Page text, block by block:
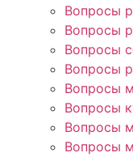
Вопросы
Вопросы
Вопросы
Вопросы
Вопросы
Вопросы
Вопросы
Вопросы